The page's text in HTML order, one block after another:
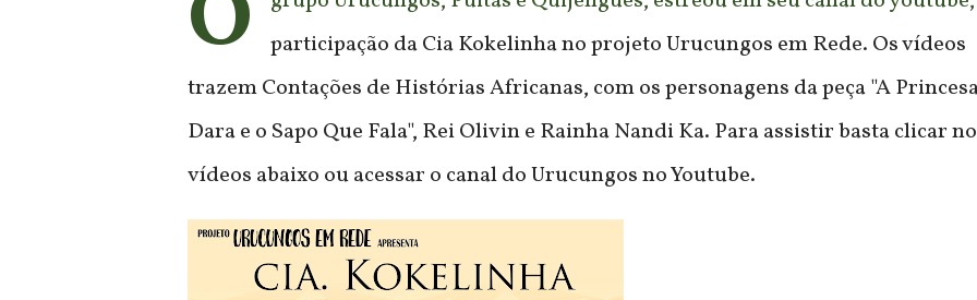
participação da Cia Kokelinha no projeto Urucungos em Rede. Os vídeos
trazem Contações de Histórias Africanas, com os personagens da peça "A
Dara e o Sapo Que Fala", Rei Olivin e Rainha Nandi Ka. Para assistir basta clicar
vídeos abaixo ou acessar o canal do Urucungos no Youtube.